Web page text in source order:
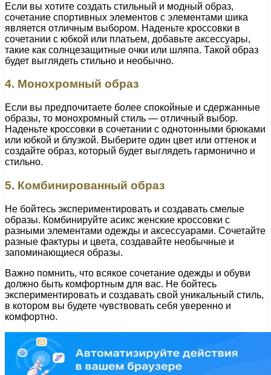
Если вы хотите создать стильный и модный образ,
сочетание спортивных элементов с элементами шика
является отличным выбором. Наденьте кроссовки в
сочетании с юбкой или платьем, добавьте аксессуары,
такие как солнцезащитные очки или шляпа. Такой образ
будет выглядеть стильно и необычно.
4. Монохромный образ
Если вы предпочитаете более спокойные и сдержанные
образы, то монохромный стиль — отличный выбор.
Наденьте кроссовки в сочетании с однотонными брюками
или юбкой и блузкой. Выберите один цвет или оттенок и
создайте образ, который будет выглядеть гармонично и
стильно.
5. Комбинированный образ
Не бойтесь экспериментировать и создавать смелые
образы. Комбинируйте асикс женские кроссовки с
разными элементами одежды и аксессуарами. Сочетайте
разные фактуры и цвета, создавайте необычные и
запоминающиеся образы.
Важно помнить, что всякое сочетание одежды и обуви
должно быть комфортным для вас. Не бойтесь
экспериментировать и создавать свой уникальный стиль,
в котором вы будете чувствовать себя уверенно и
комфортно.